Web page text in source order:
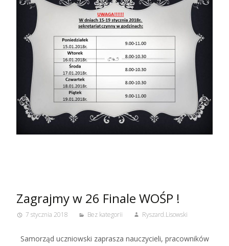
Zagrajmy w 26 Finale WOŚP !
7 stycznia 2018 Bez kategorii Ryszard.Lisowski
Samorząd uczniowski zaprasza nauczycieli, pracowników